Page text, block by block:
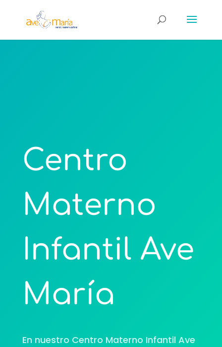
Centro
Materno
Infantil Ave
María
En nuestro Centro Materno Infantil Ave